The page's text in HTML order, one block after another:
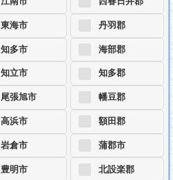
東海市
知多市
知立市
尾張旭市
高浜市
岩倉市
豊明市
丹羽郡
海部郡
知多郡
幡豆郡
額田郡
蒲郡市
北設楽郡